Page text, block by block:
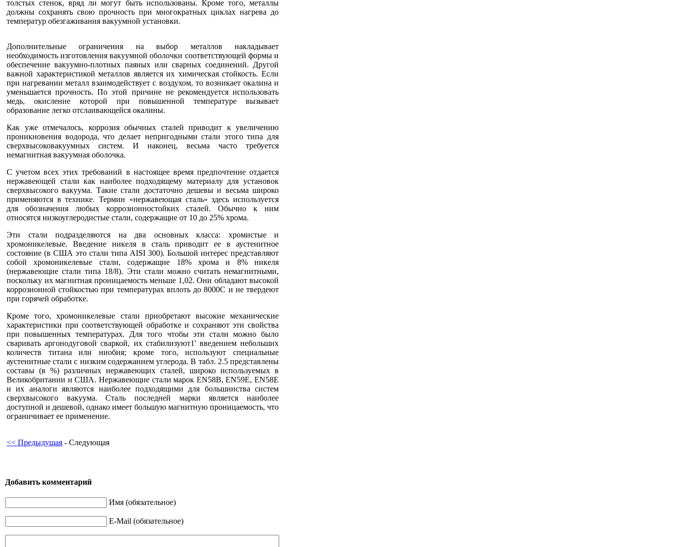
толстых стенок, вряд ли могут быть использованы. Кроме того, металлы
должны сохранять свою прочность при многократных циклах нагрева до
температур обезгаживания вакуумной установки.
Дополнительные ограничения на выбор металлов накладывает
необходимость изготовления вакуумной оболочки соответствующей формы и
обеспечение вакуумно-плотных паяных или сварных соединений. Другой
важной характеристикой металлов является их химическая стойкость. Если
при нагревании металл взаимодействует с воздухом, то возникает окалина и
уменьшается прочность. По этой причине не рекомендуется использовать
медь, окисление которой при повышенной температуре вызывает
образование легко отслаивающейся окалины.
Как уже отмечалось, коррозия обычных сталей приводит к увеличению
проникновения водорода, что делает непригодными стали этого типа для
сверхвысоковакуумных систем. И наконец, весьма часто требуется
немагнитная вакуумная оболочка.
С учетом всех этих требований в настоящее время предпочтение отдается
нержавеющей стали как наиболее подходящему материалу для установок
сверхвысокого вакуума. Такие стали достаточно дешевы и весьма широко
применяются в технике. Термин «нержавеющая сталь» здесь используется
для обозначения любых коррозионностойких сталей. Обычно к ним
относятся низкоуглеродистые стали, содержащие от 10 до 25% хрома.
Эти стали подразделяются на два основных класса: хромистые и
хромоникелевые. Введение никеля в сталь приводит ее в аустенитное
состояние (в США это стали типа AISI 300). Большой интерес представляют
собой хромоникелевые стали, содержащие 18% хрома и 8% никеля
(нержавеющие стали типа 18/8). Эти стали можно считать немагнитными,
поскольку их магнитная проницаемость меньше 1,02. Они обладают высокой
коррозионной стойкостью при температурах вплоть до 8000C и не твердеют
при горячей обработке.
Кроме того, хромоникелевые стали приобретают высокие механические
характеристики при соответствующей обработке и сохраняют эти свойства
при повышенных температурах. Для того чтобы эти стали можно было
сваривать аргонодуговой сваркой, их стабилизуют1' введением небольших
количеств титана или ниобия; кроме того, используют специальные
аустенитные стали с низким содержанием углерода. В табл. 2.5 представлены
составы (в %) различных нержавеющих сталей, широко используемых в
Великобритании и США. Нержавеющие стали марок EN58B, EN59E, EN58E
и их аналоги являются наиболее подходящими для большинства систем
сверхвысокого вакуума. Сталь последней марки является наиболее
доступной и дешевой, однако имеет большую магнитную проницаемость, что
ограничивает ее применение.
<< Предыдущая - Следующая
Добавить комментарий
Имя (обязательное)
E-Mail (обязательное)